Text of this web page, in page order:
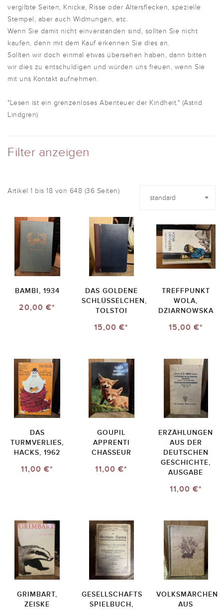
vergilbte Seiten, Knicke, Risse oder Altersflecken, spezielle
Stempel, aber auch Widmungen, etc.
Wenn Sie damit nicht einverstanden sind, sollten Sie nicht
kaufen, denn mit dem Kauf erkennen Sie dies an.
Sollten wir doch einmal etwas übersehen haben, dann bitten
wir dies zu entschuldigen und würden uns freuen, wenn Sie
mit uns Kontakt aufnehmen.
"Lesen ist ein grenzenloses Abenteuer der Kindheit." (Astrid
Lindgren)
Filter anzeigen
Artikel 1 bis 18 von 648 (36 Seiten)
BAMBI, 1934
20,00 €*
DAS GOLDENE
SCHLÜSSELCHEN,
TOLSTOI
15,00 €*
TREFFPUNKT
WOLA,
DZIARNOWSKA
15,00 €*
DAS
TURMVERLIES,
HACKS, 1962
11,00 €*
GOUPIL
APPRENTI
CHASSEUR
11,00 €*
ERZÄHLUNGEN
AUS DER
DEUTSCHEN
GESCHICHTE,
AUSGABE
11,00 €*
GRIMBART,
ZEISKE
GESELLSCHAFTS
SPIELBUCH,
VOLKSMÄRCHEN
AUS